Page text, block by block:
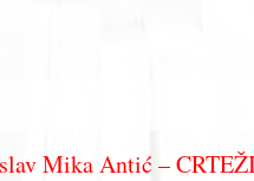
Mika Antić –